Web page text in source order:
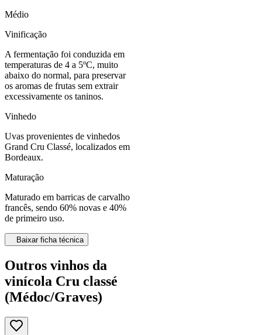
Médio
Vinificação
A fermentação foi conduzida em
temperaturas de 4 a 5ºC, muito
abaixo do normal, para preservar
os aromas de frutas sem extrair
excessivamente os taninos.
Vinhedo
Uvas provenientes de vinhedos
Grand Cru Classé, localizados em
Bordeaux.
Maturação
Maturado em barricas de carvalho
francês, sendo 60% novas e 40%
de primeiro uso.
Baixar ficha técnica
Outros vinhos da
vinícola Cru classé
(Médoc/Graves)